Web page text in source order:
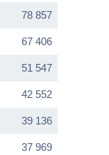
78 857
67 406
51 547
42 552
39 136
37 969